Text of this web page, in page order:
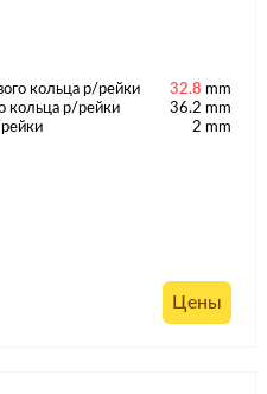
кольца р/рейки 32.8 mm
кольца р/рейки
36.2 mm
2 mm
Цены